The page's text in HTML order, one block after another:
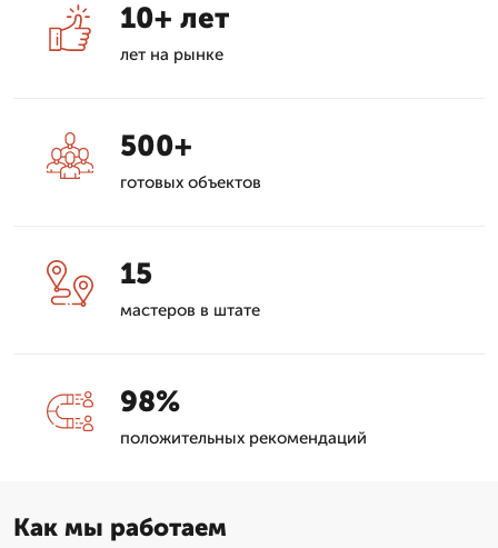
10+ лет
лет на рынке
500+
готовых объектов
15
мастеров в штате
98%
положительных рекомендаций
Как мы работаем